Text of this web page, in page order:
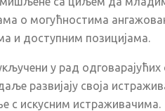
о могућностима
и доступним позицијама.
у рад
развијају своја
с искусним истраживачима.